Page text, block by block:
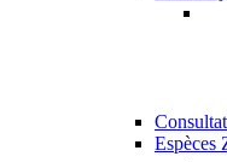
Espèces